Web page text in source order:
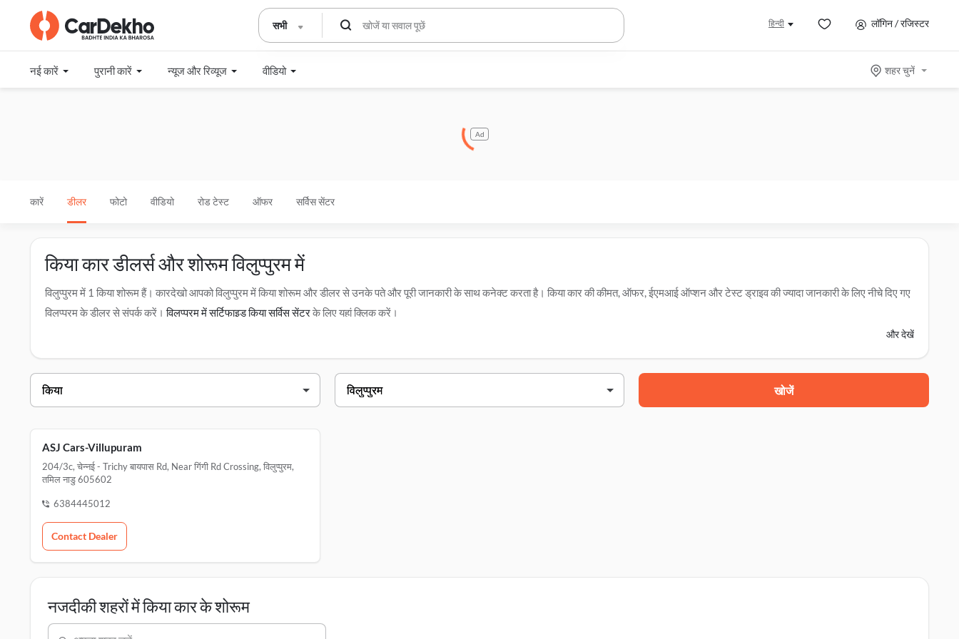
सभी हिन्दी लॉगिन / रजिस्टर
नई कारें पुरानी कारें न्यूज और रिव्यूज वीडियो शहर चुनें
Ad
कारें डीलर फोटो वीडियो रोड टेस्ट ऑफर सर्विस सेंटर
किया कार डीलर्स और शोरूम विलुप्पुरम में
विलुप्पुरम में 1 किया शोरूम हैं। कारदेखो आपको विलुप्पुरम में किया शोरूम और डीलर से उनके पते और पूरी जानकारी के साथ कनेक्ट करता है। किया कार की कीमत, ऑफर, ईएमआई ऑप्शन और टेस्ट ड्राइव की ज्यादा जानकारी के लिए नीचे दिए गए
विलुप्पुरम के डीलर से संपर्क करें।विलुप्पुरम में सर्टिफाइड किया सर्विस सेंटरके लिए यहां क्लिक करें।
204/3c, चेन्नई - trichy बायपास rd, near गिंगी rd crossing, विलुप्पुरम, 605602
और देखें
खोजें
ASJ Cars-Villupuram
204/3c, चेन्नई - Trichy बायपास Rd, Near गिंगी Rd Crossing, विलुप्पुरम,
तमिल नाडु 605602
6384445012
Contact Dealer
नजदीकी शहरों में किया कार के शोरूम